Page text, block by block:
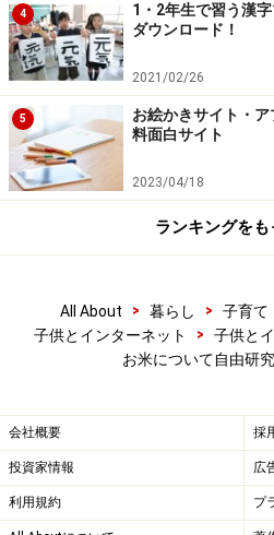
教材ライブラリーの素材は著作
で、自由研究や調べ学習の際に
デジタルブックで米
「全農キッズ向けコー
4
1・2年生で習う漢
ダウンロード！
2021/02/26
5
お絵かきサイト・
料面白サイト
2023/04/18
ランキングをも
All About > 暮らし > 子育て
子供とインターネット
> 子供と
お米について自由研
会社概要 採
投資家情報 広
利用規約 プ